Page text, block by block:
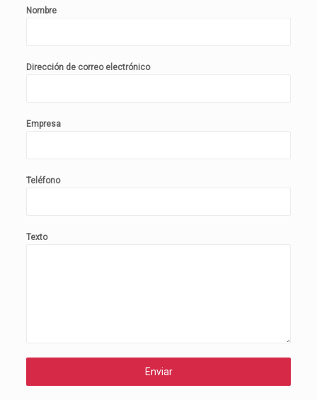
Nombre
Dirección de correo electrónico
Empresa
Teléfono
Texto
Enviar